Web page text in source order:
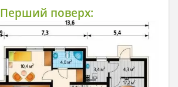
Перший поверх: